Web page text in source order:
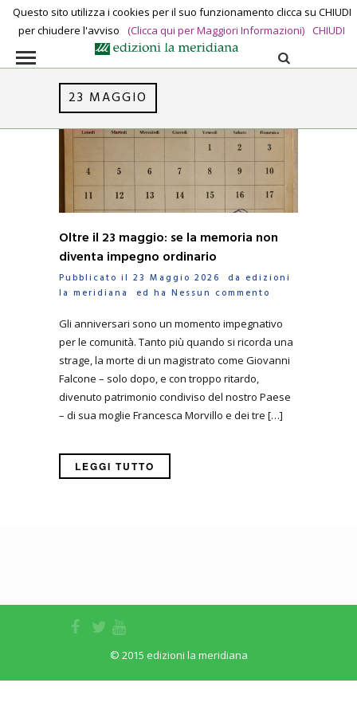
329 8391330 media@lameridiana.it
23 MAGGIO
Oltre il 23 maggio: se la memoria non
diventa impegno ordinario
Pubblicato il 23 Maggio 2026 da edizioni
la meridiana
ed ha Nessun commento
Gli anniversari sono un momento impegnativo
per le comunità. Tanto più quando si ricorda una
strage, la morte di un magistrato come Giovanni
Falcone – solo dopo, e con troppo ritardo,
divenuto patrimonio condiviso del nostro Paese
– di sua moglie Francesca Morvillo e dei tre […]
LEGGI TUTTO
© 2015 edizioni la meridiana
Questo sito utilizza i cookies per il suo funzionamento clicca su CHIUDI
per chiudere l'avviso
(Clicca qui per Maggiori Informazioni) CHIUDI